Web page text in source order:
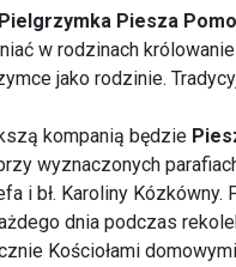
Piesza
w rodzinach
jako rodzinie.
kompanią będzie
wyznaczonych
i bł. Karoliny
dnia podczas
Kościołami